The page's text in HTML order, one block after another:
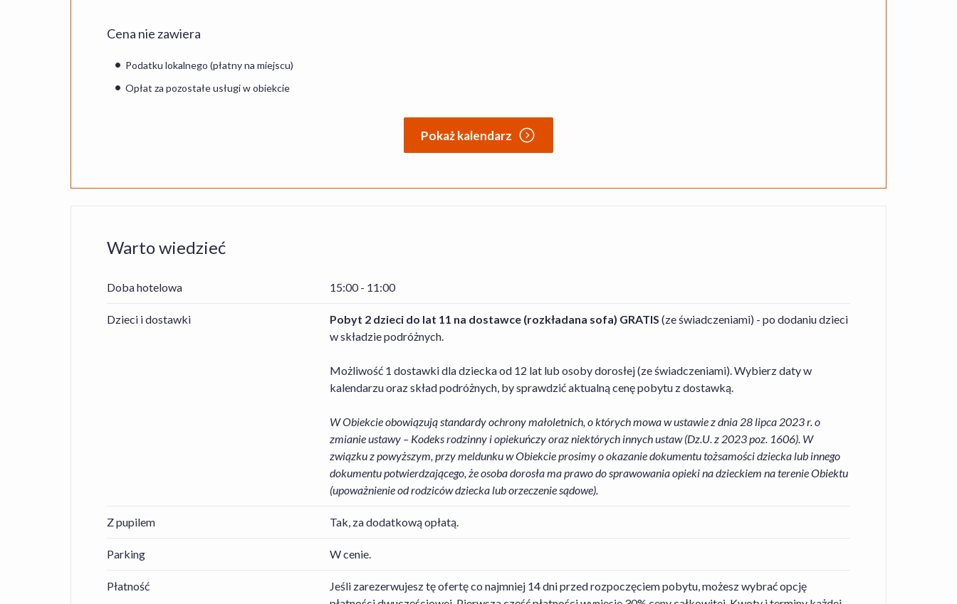
Cena nie zawiera
Podatku lokalnego (płatny na miejscu)
Opłat za pozostałe usługi w obiekcie
Pokaż kalendarz
Warto wiedzieć
Doba hotelowa 15:00 - 11:00
Dzieci i dostawki Pobyt 2 dzieci do lat 11 na dostawce (rozkładana sofa) GRATIS (ze świadczeniami) - po dodaniu dzieci
w składzie podróżnych.
Możliwość 1 dostawki dla dziecka od 12 lat lub osoby dorosłej (ze świadczeniami). Wybierz daty w
kalendarzu oraz skład podróżnych, by sprawdzić aktualną cenę pobytu z dostawką.
W Obiekcie obowiązują standardy ochrony małoletnich, o których mowa w ustawie z dnia 28 lipca 2023 r. o
zmianie ustawy – Kodeks rodzinny i opiekuńczy oraz niektórych innych ustaw (Dz.U. z 2023 poz. 1606). W
związku z powyższym, przy meldunku w Obiekcie prosimy o okazanie dokumentu tożsamości dziecka lub innego
dokumentu potwierdzającego, że osoba dorosła ma prawo do sprawowania opieki na dzieckiem na terenie Obiektu
(upoważnienie od rodziców dziecka lub orzeczenie sądowe).
Z pupilem Tak, za dodatkową opłatą.
Parking W cenie.
Płatność
Jeśli zarezerwujesz tę ofertę co najmniej 14 dni przed rozpoczęciem pobytu, możesz wybrać opcję